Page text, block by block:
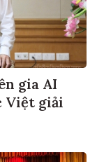
gia AI
Việt giải